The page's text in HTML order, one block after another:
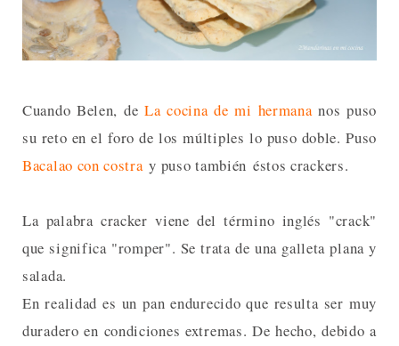
Cuando Belen, deLa cocina de mi hermananos puso
su reto en el foro de los múltiples lo puso doble. Puso
Bacalao con costray puso también éstos crackers.
La palabra cracker viene del término inglés "crack"
que significa "romper". Se trata de una galleta plana y
salada.
En realidad es un pan endurecido que resulta ser muy
duradero en condiciones extremas. De hecho, debido a